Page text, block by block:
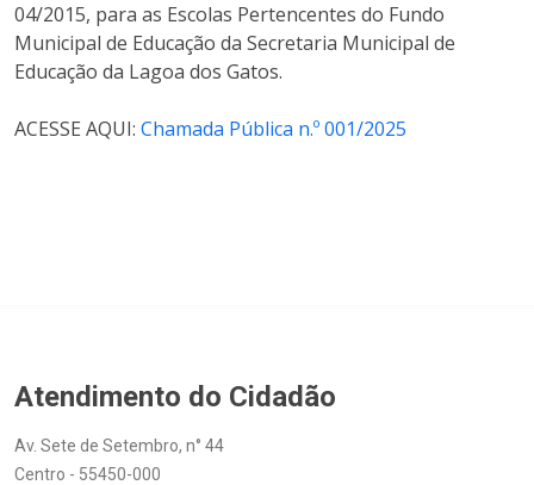
04/2015, para as Escolas Pertencentes do Fundo
Municipal de Educação da Secretaria Municipal de
Educação da Lagoa dos Gatos.
ACESSE AQUI: Chamada Pública n.º 001/2025
Atendimento do Cidadão
Av. Sete de Setembro, n° 44
Centro - 55450-000